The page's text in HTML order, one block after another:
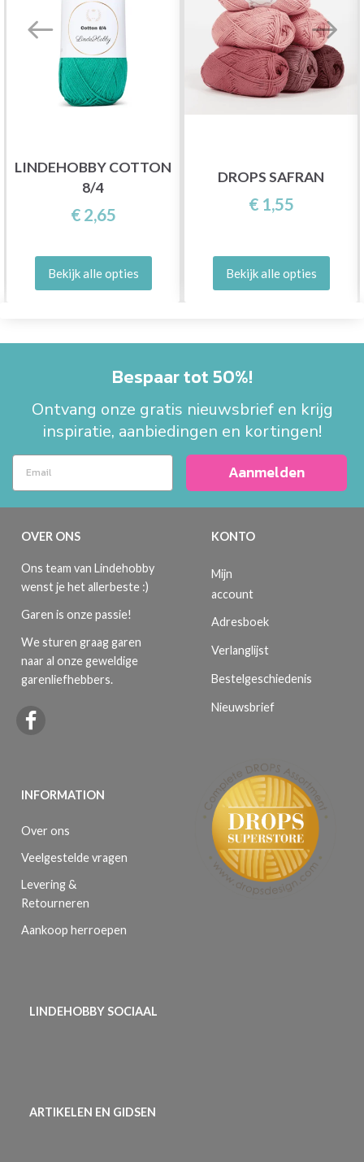
LINDEHOBBY COTTON
8/4
€ 2,65
Bekijk alle opties
DROPS SAFRAN
€ 1,55
Bekijk alle opties
Bespaar tot 50%!
Ontvang onze gratis nieuwsbrief en krijg
inspiratie, aanbiedingen en kortingen!
Aanmelden
OVER ONS
Ons team van Lindehobby
wenst je het allerbeste :)
Garen is onze passie!
We sturen graag garen
naar al onze geweldige
garenliefhebbers.
INFORMATION
Over ons
Veelgestelde vragen
Levering &
Retourneren
Aankoop herroepen
KONTO
Mijn
account
Adresboek
Verlanglijst
Bestelgeschiedenis
Nieuwsbrief
LINDEHOBBY SOCIAAL
ARTIKELEN EN GIDSEN